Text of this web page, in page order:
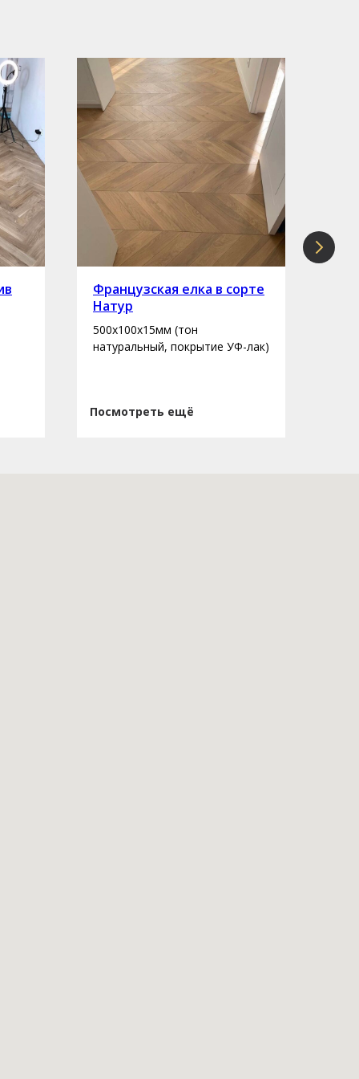
Французская елка в сорте
Натур
500х100х15мм (тон
натуральный, покрытие УФ-лак)
Посмотреть ещё